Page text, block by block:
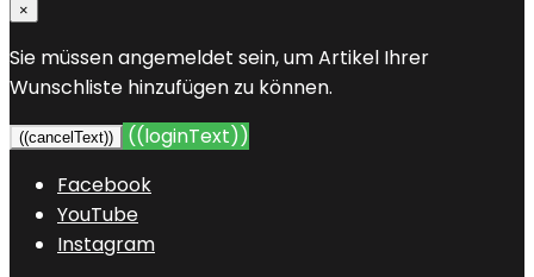
×
Sie müssen angemeldet sein, um Artikel Ihrer
Wunschliste hinzufügen zu können.
((cancelText))
((loginText))
Facebook
YouTube
Instagram